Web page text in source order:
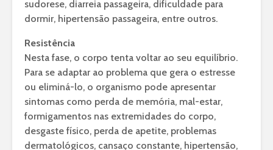
sudorese, diarreia passageira, dificuldade para
dormir, hipertensão passageira, entre outros.
Resistência
Nesta fase, o corpo tenta voltar ao seu equilíbrio.
Para se adaptar ao problema que gera o estresse
ou eliminá-lo, o organismo pode apresentar
sintomas como perda de memória, mal-estar,
formigamentos nas extremidades do corpo,
desgaste físico, perda de apetite, problemas
dermatológicos, cansaço constante, hipertensão,